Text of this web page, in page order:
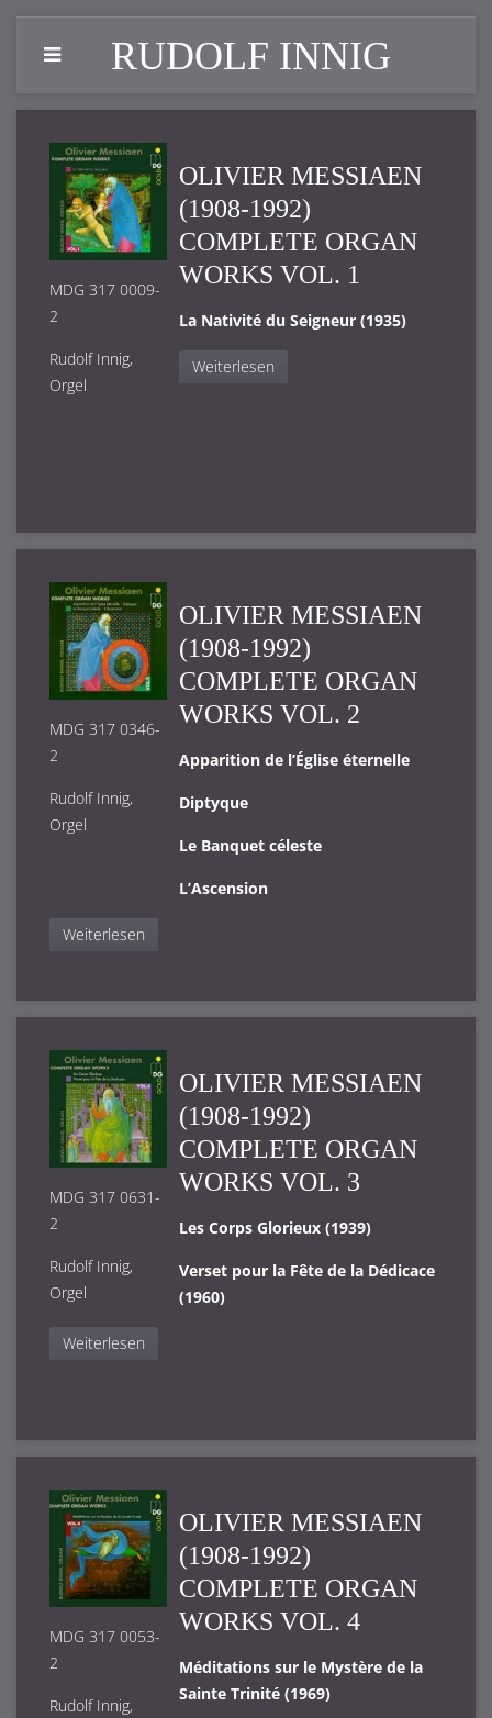
RUDOLF INNIG
MDG 317 0009-
2
Rudolf Innig,
Orgel
OLIVIER MESSIAEN
(1908-1992)
COMPLETE ORGAN
WORKS VOL. 1
La Nativité du Seigneur (1935)
Weiterlesen
MDG 317 0346-
2
Rudolf Innig,
Orgel
OLIVIER MESSIAEN
(1908-1992)
COMPLETE ORGAN
WORKS VOL. 2
Apparition de l’Église éternelle
Diptyque
Le Banquet céleste
L’Ascension
Weiterlesen
MDG 317 0631-
2
Rudolf Innig,
Orgel
OLIVIER MESSIAEN
(1908-1992)
COMPLETE ORGAN
WORKS VOL. 3
Les Corps Glorieux (1939)
Verset pour la Fête de la Dédicace
(1960)
Weiterlesen
MDG 317 0053-
2
Rudolf Innig,
OLIVIER MESSIAEN
(1908-1992)
COMPLETE ORGAN
WORKS VOL. 4
Méditations sur le Mystère de la
Sainte Trinité (1969)